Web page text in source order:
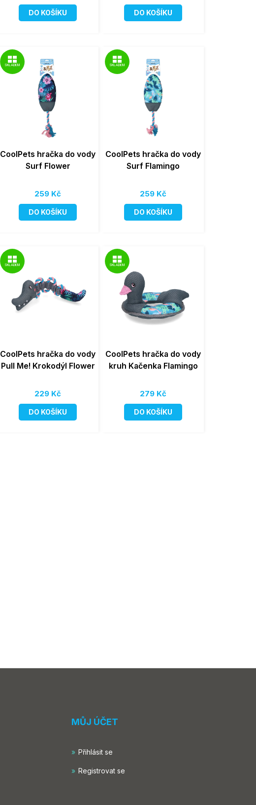
DO KOŠÍKU DO KOŠÍKU
SKLADEM
CoolPets hračka do vody
Surf Flower
259 Kč
DO KOŠÍKU
SKLADEM
CoolPets hračka do vody
Surf Flamingo
259 Kč
DO KOŠÍKU
SKLADEM
CoolPets hračka do vody
Pull Me! Krokodýl Flower
229 Kč
DO KOŠÍKU
SKLADEM
CoolPets hračka do vody
kruh Kačenka Flamingo
279 Kč
DO KOŠÍKU
MŮJ ÚČET
Přihlásit se
Registrovat se